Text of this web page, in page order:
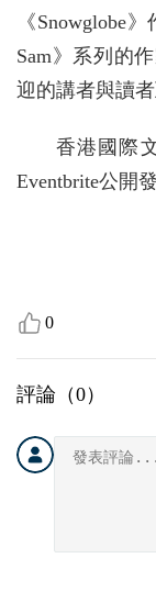
《Snowglobe
Sam》系列的
迎的講者與讀
香港國際
Eventbrite公開發
0
評論（0）